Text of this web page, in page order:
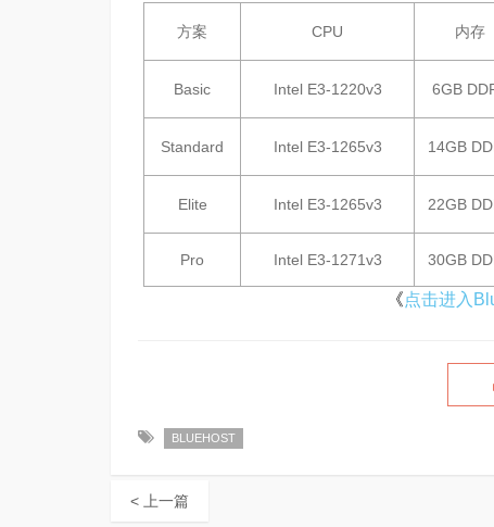
方案 CPU 内存
Basic Intel E3-1220v3 6GB
Standard Intel E3-1265v3 14GB
Elite Intel E3-1265v3 22GB
Pro Intel E3-1271v3 30GB
《点击进入
BLUEHOST
< 上一篇